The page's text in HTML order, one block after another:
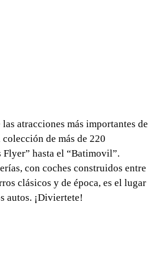
atracciones más importantes de
de más de 220
hasta el “Batimovil”.
con coches construidos entre
clásicos y de época, es el lugar
autos. ¡Diviertete!